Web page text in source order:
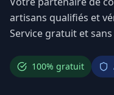
artisans qualifiés et
Service gratuit et
100% gratuit